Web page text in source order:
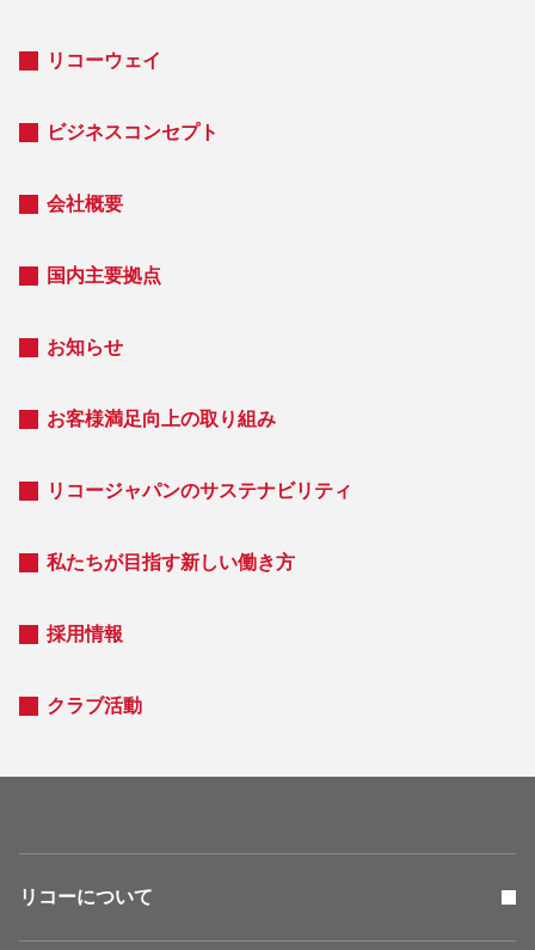
リコーウェイ
ビジネスコンセプト
会社概要
国内主要拠点
お知らせ
お客様満足向上の取り組み
リコージャパンのサステナビリティ
私たちが目指す新しい働き方
採用情報
クラブ活動
リコーについて